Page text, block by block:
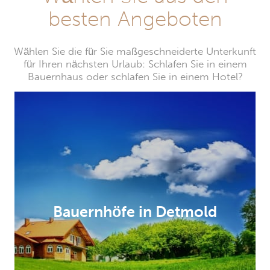
besten Angeboten
Wählen Sie die für Sie maßgeschneiderte Unterkunft
für Ihren nächsten Urlaub: Schlafen Sie in einem
Bauernhaus oder schlafen Sie in einem Hotel?
Bauernhöfe in Detmold